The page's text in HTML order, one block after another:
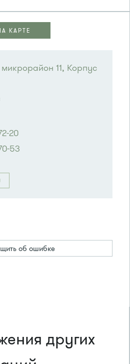
КАРТЕ
11, Корпус
20
53
об ошибке
других